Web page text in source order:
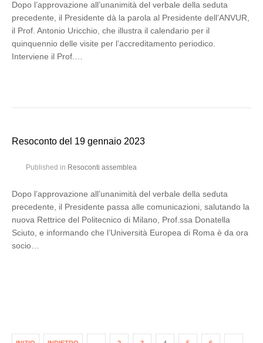
Dopo l’approvazione all’unanimità del verbale della seduta
precedente, il Presidente dà la parola al Presidente dell’ANVUR,
il Prof. Antonio Uricchio, che illustra il calendario per il
quinquennio delle visite per l’accreditamento periodico.
Interviene il Prof.…
Resoconto del 19 gennaio 2023
Published in Resoconti assemblea
Dopo l’approvazione all’unanimità del verbale della seduta
precedente, il Presidente passa alle comunicazioni, salutando la
nuova Rettrice del Politecnico di Milano, Prof.ssa Donatella
Sciuto, e informando che l’Università Europea di Roma è da ora
socio…